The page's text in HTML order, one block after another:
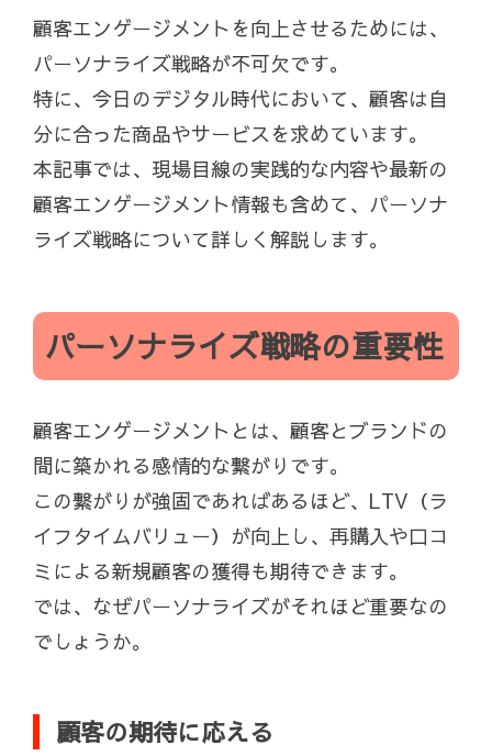
顧客エンゲージメントを向上させるためには、
パーソナライズ戦略が不可欠です。
特に、今日のデジタル時代において、顧客は自
分に合った商品やサービスを求めています。
本記事では、現場目線の実践的な内容や最新の
顧客エンゲージメント情報も含めて、パーソナ
ライズ戦略について詳しく解説します。
パーソナライズ戦略の重要性
顧客エンゲージメントとは、顧客とブランドの
間に築かれる感情的な繋がりです。
この繋がりが強固であればあるほど、LTV（ラ
イフタイムバリュー）が向上し、再購入や口コ
ミによる新規顧客の獲得も期待できます。
では、なぜパーソナライズがそれほど重要なの
でしょうか。
顧客の期待に応える